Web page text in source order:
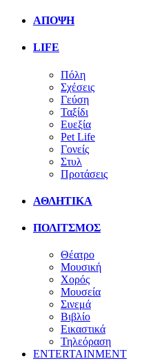
ΑΠΟΨΗ
LIFE
Πόλη
Σχέσεις
Γεύση
Ταξίδι
Ευεξία
Pet Life
Γονείς
Στυλ
Προτάσεις
ΑΘΛΗΤΙΚΑ
ΠΟΛΙΤΣΜΟΣ
Θέατρο
Μουσική
Χορός
Μουσεία
Σινεμά
Βιβλίο
Εικαστικά
Τηλεόραση
ENTERTAINMENT